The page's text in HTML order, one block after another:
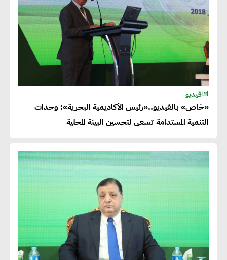
فيديو
«خاص» بالفيديو..«رئيس الأكاديمية البحرية»: وحدات
التنمية المستدامة تسعى لتحسين البيئة المحلية